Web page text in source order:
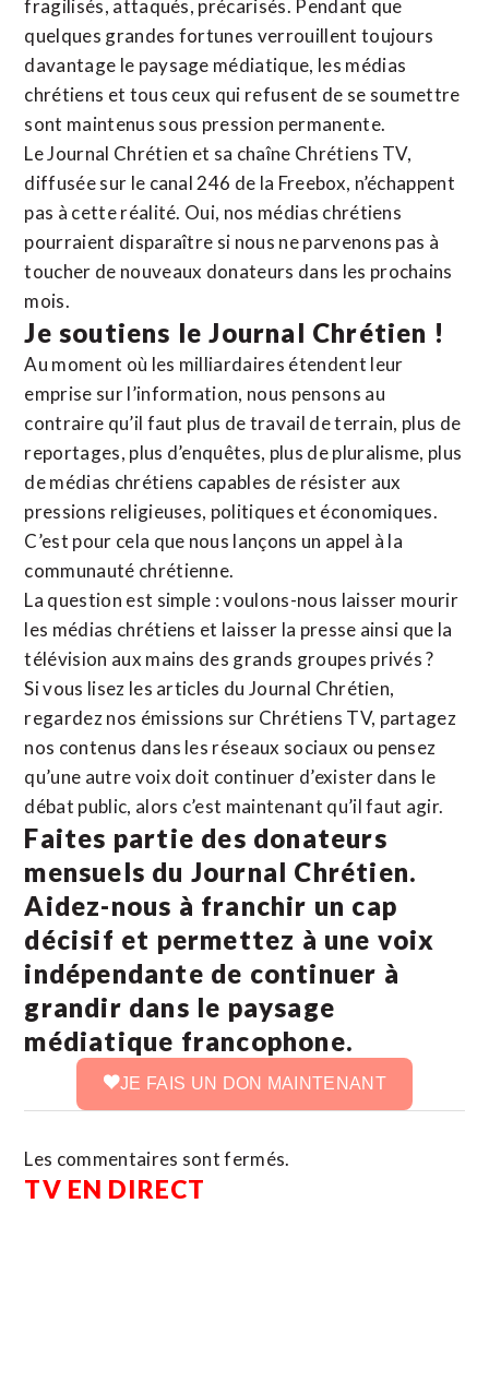
fragilisés, attaqués, précarisés. Pendant que
quelques grandes fortunes verrouillent toujours
davantage le paysage médiatique, les médias
chrétiens et tous ceux qui refusent de se soumettre
sont maintenus sous pression permanente.
Le Journal Chrétien et sa chaîne Chrétiens TV,
diffusée sur le canal 246 de la Freebox, n’échappent
pas à cette réalité. Oui, nos médias chrétiens
pourraient disparaître si nous ne parvenons pas à
toucher de nouveaux donateurs dans les prochains
mois.
Je soutiens le Journal Chrétien !
Au moment où les milliardaires étendent leur
emprise sur l’information, nous pensons au
contraire qu’il faut plus de travail de terrain, plus de
reportages, plus d’enquêtes, plus de pluralisme, plus
de médias chrétiens capables de résister aux
pressions religieuses, politiques et économiques.
C’est pour cela que nous lançons un appel à la
communauté chrétienne.
La question est simple : voulons-nous laisser mourir
les médias chrétiens et laisser la presse ainsi que la
télévision aux mains des grands groupes privés ?
Si vous lisez les articles du Journal Chrétien,
regardez nos émissions sur Chrétiens TV, partagez
nos contenus dans les réseaux sociaux ou pensez
qu’une autre voix doit continuer d’exister dans le
débat public, alors c’est maintenant qu’il faut agir.
Faites partie des donateurs
mensuels du Journal Chrétien.
Aidez-nous à franchir un cap
décisif et permettez à une voix
indépendante de continuer à
grandir dans le paysage
médiatique francophone.
JE FAIS UN DON MAINTENANT
Les commentaires sont fermés.
TV EN DIRECT